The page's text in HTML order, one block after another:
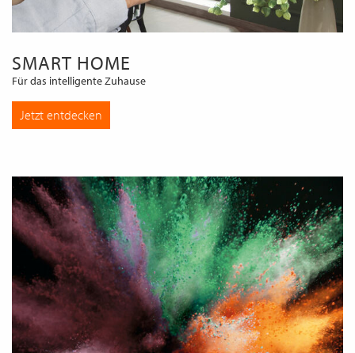
SMART HOME
Für das intelligente Zuhause
Jetzt entdecken